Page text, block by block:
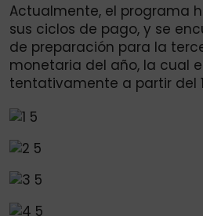
Actualmente, el programa
sus ciclos de pago, y se
de preparación para la
monetaria del año, la cual
tentativamente a partir del